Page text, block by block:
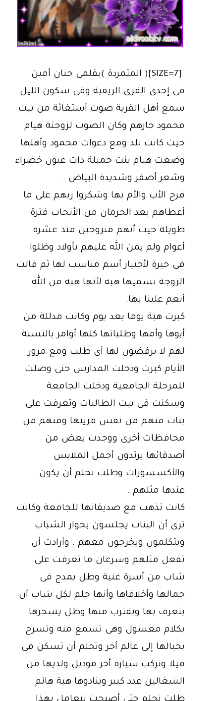
[SIZE=7]( المتمردة )بقلمى حنان أمين
فى إحدى القرى الريفية وفى سكون الليل
سمع أهل القرية صوت أستغاثة من بيت
محمود جارهم وكان الصوت لزوجتة هيام
حيث كانت تلد ومع دعوات محمود وأهلها
وضعت هيام بنت جميلة ذات عيون خضراء
وشعر أصفر وشديدة البياض .
فرح الأب والأم بها وشكروا ربهم على ما
أعطاهم بعد الحرمان من الأنجاب فترة
طويلة حيث أنهم متزوجين منذ عشرة
أعوام ولم يمن الله عليهم بأولاد وظلوا
فى حيرة لأختيار أسم مناسب لها ثم قالت
الزوجة نسميها هبه لأنها هبه من الله
أنعم علينا بها.
كبرت هبة يوما بعد يوم وكانت مدللة من
أبوها وأمها وطلباتها كلها أوامر بالنسبة
لهم لا يرفضون لها أى طلب ومع مرور
الأيام كبرت ودخلت المدارس حتى وصلت
للمرحلة الجامعية ودخلت الجامعة
وسكنت فى بيت الطالبات وتعرفت على
بنات منهم من نفس قريتها ومنهم من
محافظات أخرى ووجدت بعض من
أصدقائها يرتدون أجمل الملابس
والأكسسورات وظلت تحلم أن يكون
عندها مثلهم .
كانت تذهب مع صديقاتها للجامعة وكانت
ترى أن البنات يجلسون بجوار الشباب
ويتكلمون ويخرجون معهم . وأرادت أن
تفعل مثلهم وسرعان ما تعرفت على
شاب من أسرة غنية وظل يمدح فى
جمالها وأخلاقاها وأنها حلم لكل شاب أن
يتعرف بها ويقترب منها وظل يسحرها
بكلام معسول وهى تسمع منه وتسرح
بخيالها إلى عالم أخر وتحلم أن تسكن فى
فيلا وتركب سيارة أخر موديل ولديها من
الشغالين عدد كبير وينادوها هبة هانم